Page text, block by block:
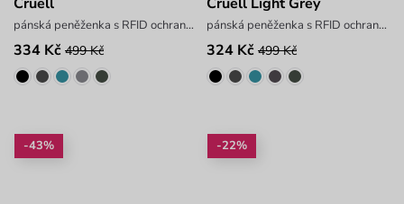
pánská peněženka s RFID ochranou
334 Kč 499 Kč
pánská peněženka s RFID ochranou
324 Kč 499 Kč
-43% -22%